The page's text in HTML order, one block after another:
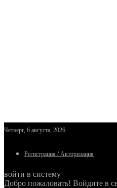
Четверг, 6 августа, 2026
Регистрация / Авторизация
войти в систему
Добро пожаловать! Войдите в